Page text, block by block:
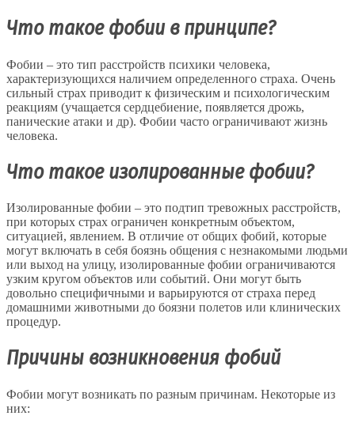
Что такое фобии в принципе?
Фобии – это тип расстройств психики человека,
характеризующихся наличием определенного страха. Очень
сильный страх приводит к физическим и психологическим
реакциям (учащается сердцебиение, появляется дрожь,
панические атаки и др). Фобии часто ограничивают жизнь
человека.
Что такое изолированные фобии?
Изолированные фобии – это подтип тревожных расстройств,
при которых страх ограничен конкретным объектом,
ситуацией, явлением. В отличие от общих фобий, которые
могут включать в себя боязнь общения с незнакомыми людьми
или выход на улицу, изолированные фобии ограничиваются
узким кругом объектов или событий. Они могут быть
довольно специфичными и варьируются от страха перед
домашними животными до боязни полетов или клинических
процедур.
Причины возникновения фобий
Фобии могут возникать по разным причинам. Некоторые из
них: